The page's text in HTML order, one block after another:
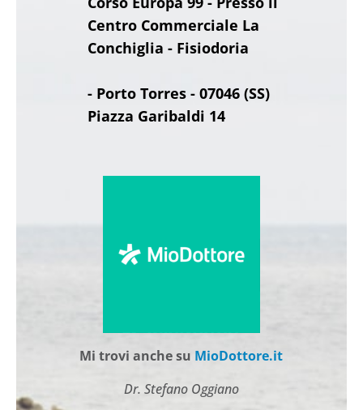
Centro Commerciale La
Conchiglia - Fisiodoria
- Porto Torres - 07046 (SS)
Piazza Garibaldi 14
Mi trovi anche su MioDottore.it
Dr. Stefano Oggiano